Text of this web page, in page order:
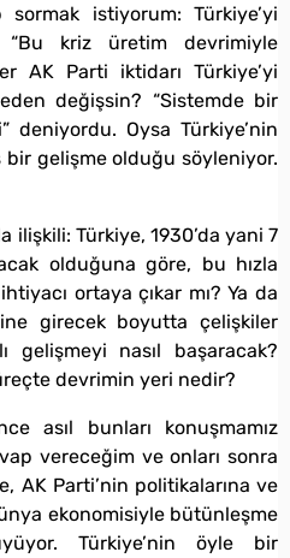
istiyorum: Türkiye’yi
kriz üretim devrimiyle
AK Parti iktidarı Türkiye’yi
değişsin? “Sistemde bir
deniyordu. Oysa Türkiye’nin
gelişme olduğu söyleniyor.
ilişkili: Türkiye, 1930’da yani 7
olduğuna göre, bu hızla
ortaya çıkar mı? Ya da
girecek boyutta çelişkiler
gelişmeyi nasıl başaracak?
devrimin yeri nedir?
asıl bunları konuşmamız
vereceğim ve onları sonra
AK Parti’nin politikalarına ve
ekonomisiyle bütünleşme
Türkiye’nin öyle bir